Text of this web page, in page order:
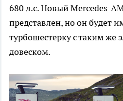
680 л.с. Новый Mercedes-
представлен, но он будет
турбошестерку с таким же
довеском.